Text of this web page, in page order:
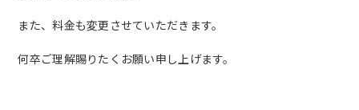
また、料金も変更させていただきます。
何卒ご理解賜りたくお願い申し上げます。